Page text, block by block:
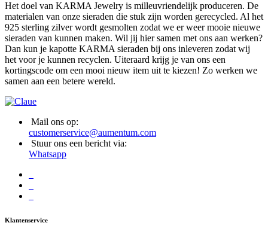
Het doel van KARMA Jewelry is milleuvriendelijk produceren. De
materialen van onze sieraden die stuk zijn worden gerecycled. Al het
925 sterling zilver wordt gesmolten zodat we er weer mooie nieuwe
sieraden van kunnen maken. Wil jij hier samen met ons aan werken?
Dan kun je kapotte KARMA sieraden bij ons inleveren zodat wij
het voor je kunnen recyclen. Uiteraard krijg je van ons een
kortingscode om een mooi nieuw item uit te kiezen! Zo werken we
samen aan een betere wereld.
Mail ons op:
customerservice@aumentum.com
Stuur ons een bericht via:
Whatsapp
Klantenservice